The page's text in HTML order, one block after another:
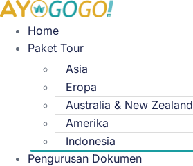
Skip
content
Home
Paket Tour
Asia
Eropa
Australia & New Zealand
Amerika
Indonesia
Pengurusan Dokumen